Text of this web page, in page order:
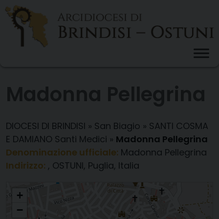
Skip
content
DIOCESI DI BRINDISI » San Biagio » SANTI COSMA
E DAMIANO Santi Medici » Madonna Pellegrina
Denominazione ufficiale: Madonna Pellegrina
Indirizzo: , OSTUNI, Puglia, Italia
Madonna Pellegrina
+
−